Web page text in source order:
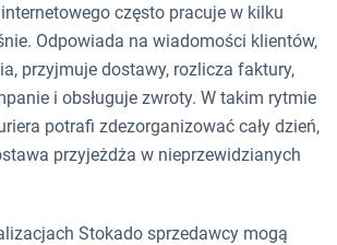
często pracuje w kilku
Odpowiada na wiadomości klientów,
przyjmuje dostawy, rozlicza faktury,
i obsługuje zwroty. W takim rytmie
potrafi zdezorganizować cały dzień,
przyjeżdża w nieprzewidzianych
Stokado sprzedawcy mogą